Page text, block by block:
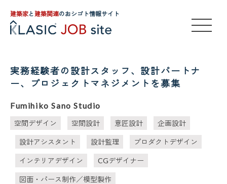
建築家と建築関連のおシゴト情報サイト
実務経験者の設計スタッフ、設計パートナ
ー、プロジェクトマネジメントを募集
Fumihiko Sano Studio
空間デザイン 空間設計 意匠設計 企画設計
設計アシスタント 設計監理 プロダクトデザイン
インテリアデザイン CGデザイナー
図面・パース制作／模型製作